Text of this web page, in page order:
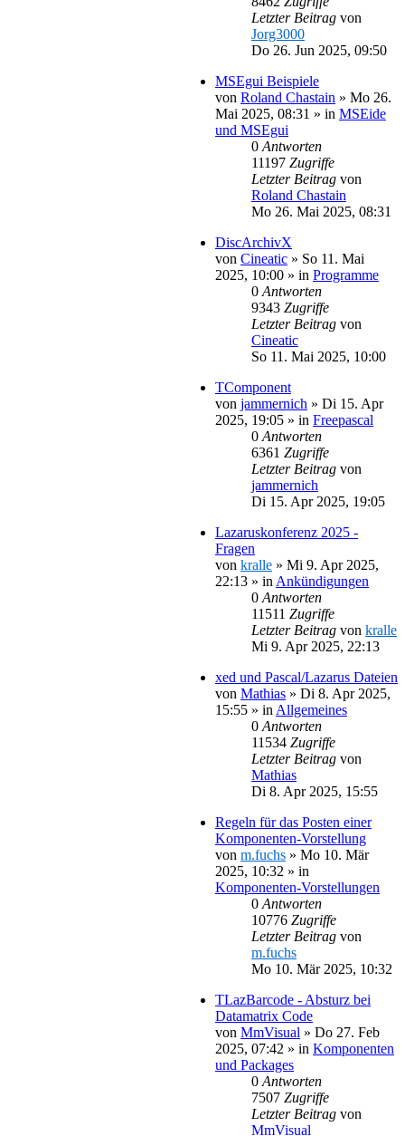
Letzter Beitrag von
Jorg3000
Do 26. Jun 2025, 09:50
MSEgui Beispiele
von Roland Chastain » Mo 26.
Mai 2025, 08:31 » in MSEide
und MSEgui
0 Antworten
11197 Zugriffe
Letzter Beitrag von
Roland Chastain
Mo 26. Mai 2025, 08:31
DiscArchivX
von Cineatic » So 11. Mai
2025, 10:00 » in Programme
0 Antworten
9343 Zugriffe
Letzter Beitrag von
Cineatic
So 11. Mai 2025, 10:00
TComponent
von jammernich » Di 15. Apr
2025, 19:05 » in Freepascal
0 Antworten
6361 Zugriffe
Letzter Beitrag von
jammernich
Di 15. Apr 2025, 19:05
Lazaruskonferenz 2025 -
Fragen
von kralle » Mi 9. Apr 2025,
22:13 » in Ankündigungen
0 Antworten
11511 Zugriffe
Letzter Beitrag von kralle
Mi 9. Apr 2025, 22:13
xed und Pascal/Lazarus Dateien
von Mathias » Di 8. Apr 2025,
15:55 » in Allgemeines
0 Antworten
11534 Zugriffe
Letzter Beitrag von
Mathias
Di 8. Apr 2025, 15:55
Regeln für das Posten einer
Komponenten-Vorstellung
von m.fuchs » Mo 10. Mär
2025, 10:32 » in
Komponenten-Vorstellungen
0 Antworten
10776 Zugriffe
Letzter Beitrag von
m.fuchs
Mo 10. Mär 2025, 10:32
TLazBarcode - Absturz bei
Datamatrix Code
von MmVisual » Do 27. Feb
2025, 07:42 » in Komponenten
und Packages
0 Antworten
7507 Zugriffe
Letzter Beitrag von
MmVisual